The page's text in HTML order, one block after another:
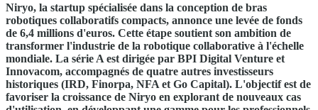
Niryo, la startup spécialisée dans la conception de bras
robotiques collaboratifs compacts, annonce une levée de fonds
de 6,4 millions d'euros. Cette étape soutient son ambition de
transformer l'industrie de la robotique collaborative à l'échelle
mondiale. La série A est dirigée par BPI Digital Venture et
Innovacom, accompagnés de quatre autres investisseurs
historiques (IRD, Finorpa, NFA et Go Capital). L'objectif est de
favoriser la croissance de Niryo en explorant de nouveaux cas